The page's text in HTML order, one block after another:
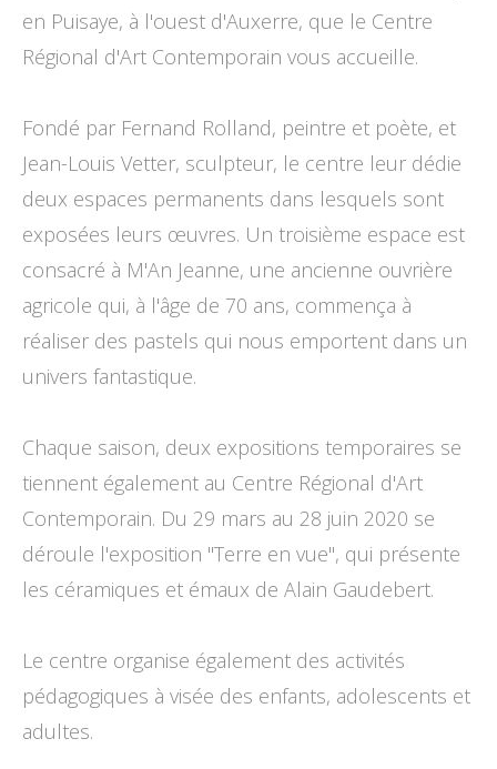
en Puisaye, à l'ouest d'Auxerre, que le Centre
Régional d'Art Contemporain vous accueille.
Fondé par Fernand Rolland, peintre et poète, et
Jean-Louis Vetter, sculpteur, le centre leur dédie
deux espaces permanents dans lesquels sont
exposées leurs œuvres. Un troisième espace est
consacré à M'An Jeanne, une ancienne ouvrière
agricole qui, à l'âge de 70 ans, commença à
réaliser des pastels qui nous emportent dans un
univers fantastique.
Chaque saison, deux expositions temporaires se
tiennent également au Centre Régional d'Art
Contemporain. Du 29 mars au 28 juin 2020 se
déroule l'exposition "Terre en vue", qui présente
les céramiques et émaux de Alain Gaudebert.
Le centre organise également des activités
pédagogiques à visée des enfants, adolescents et
adultes.